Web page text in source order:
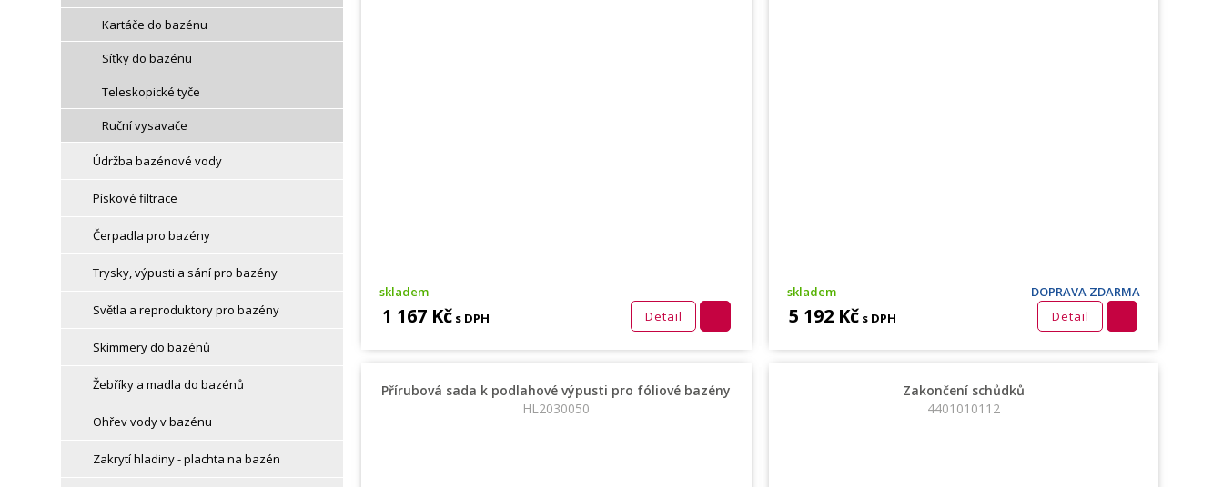
Kartáče do bazénu
Síťky do bazénu
Teleskopické tyče
Ruční vysavače
Údržba bazénové vody
Pískové filtrace
Čerpadla pro bazény
Trysky, výpusti a sání pro bazény
Světla a reproduktory pro bazény
Skimmery do bazénů
Žebříky a madla do bazénů
Ohřev vody v bazénu
Zakrytí hladiny - plachta na bazén
skladem
1 167 Kčs DPH Detail
skladem DOPRAVA ZDARMA
5 192 Kč s DPH Detail
Přírubová sada k podlahové výpusti pro fóliové bazény
HL2030050
Zakončení schůdků
4401010112